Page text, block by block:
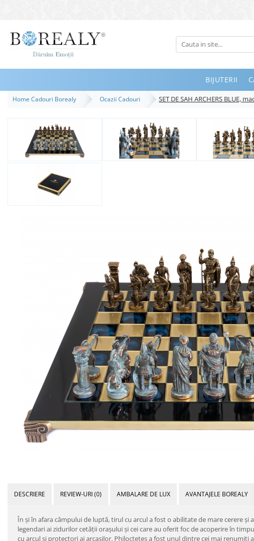
Bijuterii
Inele
Bratari
Brose
Destinatari
Bijuterii Femei
0 Lei - 100 Lei
100 Lei - 200 Lei
200 Lei - 300 Lei
300 Lei - 500 Lei
500 Lei - 1000 Lei
1000 Lei +
BIJUTERII
Home Cadouri Borealy Ocazii Cadouri SET DE SAH ARCHERS BLUE,
DESCRIERE REVIEW-URI(0) AMBALARE DE LUX AVANTAJELE BOREALY
În și în afara câmpului de luptă, tirul cu arcul a fost o abilitate de mare cerere
legendari ai zidurilor cetății orașului și cei care au oferit foc de acoperire în
cu arcul și protectori ai arcașilor. Philoctetes a fost unul dintre cei mai renumiți